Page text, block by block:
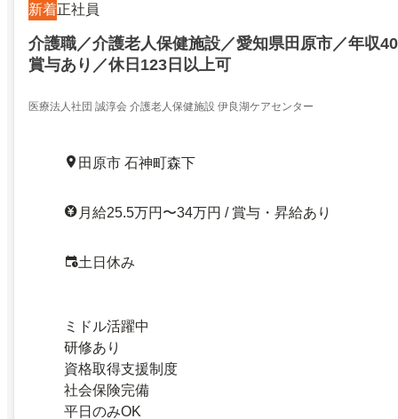
新着正社員
介護職／介護老人保健施設／愛知県田原市／年収
賞与あり／休日123日以上可
医療法人社団 誠淳会 介護老人保健施設 伊良湖ケアセンター
田原市 石神町森下
月給25.5万円〜34万円 / 賞与・昇給あり
土日休み
ミドル活躍中
研修あり
資格取得支援制度
社会保険完備
平日のみOK